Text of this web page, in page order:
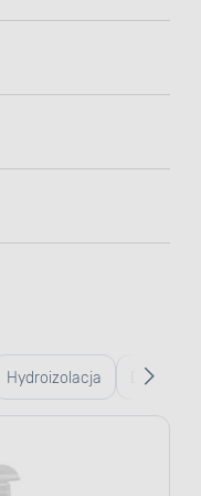
Hydroizolacja Drzwiczki
rewizyjne